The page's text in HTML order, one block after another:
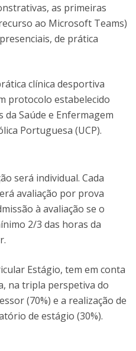
as primeiras
ao Microsoft Teams)
de prática
clínica desportiva
protocolo estabelecido
da Saúde e Enfermagem
Portuguesa (UCP).
será individual. Cada
avaliação por prova
à avaliação se o
2/3 das horas da
Estágio, tem em conta
na tripla perspetiva do
(70%) e a realização de
de estágio (30%).